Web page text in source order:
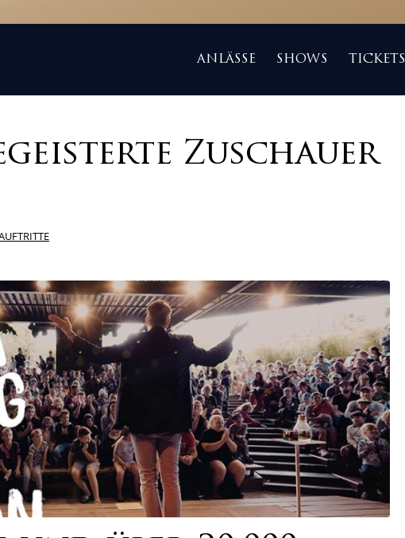
ANLÄSSE SHOWS TICKETS
Zuschauer